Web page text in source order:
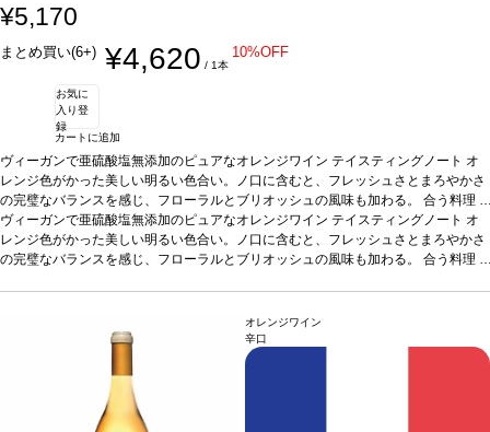
¥5,170
まとめ買い(6+) ¥4,620 / 1本
10%OFF
お気に
入り登
録
カートに追加
ヴィーガンで亜硫酸塩無添加のピュアなオレンジワイン テイスティングノート オ
レンジ色がかった美しい明るい色合い。ノ口に含むと、フレッシュさとまろやかさ
の完璧なバランスを感じ、フローラルとブリオッシュの風味も加わる。 合う料理
タジン鍋の野菜、魚のシチュー、熟成チーズなどと好相性。またアペリティフにも
最適葡萄品種シャルドネ、グルナッシュ・ブラン、ヴィオニエ、マスカット認証
オーガニック認証、ヴィーガン(SO2無添加）*本ヴィンテージが在庫切れの場合、
ヴィーガンで亜硫酸塩無添加のピュアなオレンジワイン テイスティングノート オ
レンジ色がかった美しい明るい色合い。ノ口に含むと、フレッシュさとまろやかさ
の完璧なバランスを感じ、フローラルとブリオッシュの風味も加わる。 合う料理
オーガニック認証、ヴィーガン(SO2無添加）*本ヴィンテージが在庫切れの場合、
在庫があり価格が同様の場合は自動的に次のヴィンテージに変更されます、ご了承
オレンジワイン
辛口